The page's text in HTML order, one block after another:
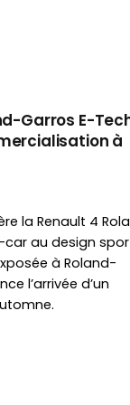
Garros E-
à
la Renault 4
car au design
à Roland-
l’arrivée d’un